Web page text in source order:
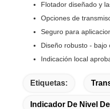
Flotador diseñado y
Opciones de
Seguro para
Diseño robusto - bajo
Indicación local
Etiquetas:
Indicador De Nivel